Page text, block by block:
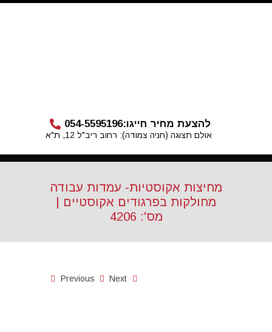
להצעת מחיר חייגו:054-5595196
אולם תצוגה (חניה צמודה): רחוב ריב"ל 12, ת"א
מחיצות אקוסטיות- עמדות עבודה
מחולקות בפרגודים אקוסטיים |
מס': 4206
Previous Next